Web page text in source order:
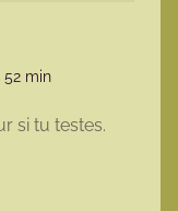
52 min
si tu testes.